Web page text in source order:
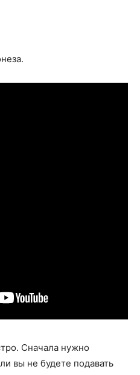
Сначала нужно
вы не будете подавать